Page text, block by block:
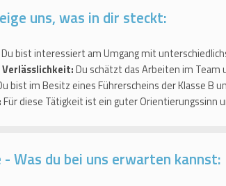
uns, was in dir steckt:
Du bist interessiert am Umgang mit
Du schätzt das Arbeiten im
bist im Besitz eines Führerscheins der Klasse B
Für diese Tätigkeit ist ein guter Orientierungssinn
Was du bei uns erwarten kannst: